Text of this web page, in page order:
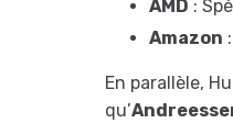
AMD :
Amazon
En parallèle,
qu’